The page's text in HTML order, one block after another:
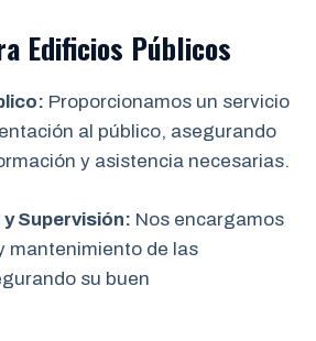
Edificios Públicos
Proporcionamos un servicio
al público, asegurando
y asistencia necesarias.
Supervisión: Nos encargamos
mantenimiento de las
su buen